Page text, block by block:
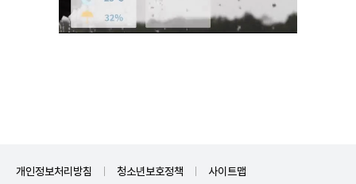
개인정보처리방침 청소년보호정책 사이트맵